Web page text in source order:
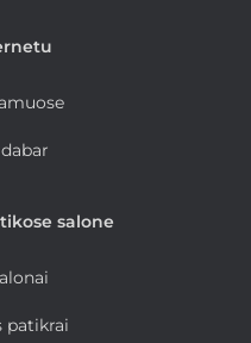
salone
patikrai